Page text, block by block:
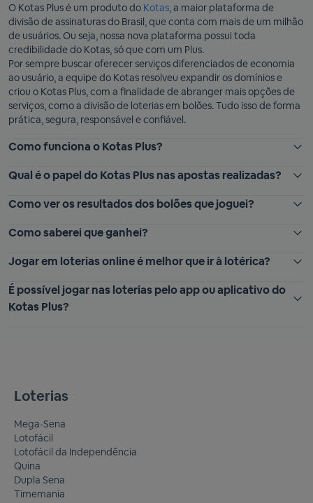
O Kotas Plus é um produto do Kotas, a maior plataforma de
divisão de assinaturas do Brasil, que conta com mais de um milhão
de usuários. Ou seja, nossa nova plataforma possui toda
credibilidade do Kotas, só que com um Plus.
Por sempre buscar oferecer serviços diferenciados de economia
ao usuário, a equipe do Kotas resolveu expandir os domínios e
criou o Kotas Plus, com a finalidade de abranger mais opções de
serviços, como a divisão de loterias em bolões. Tudo isso de forma
prática, segura, responsável e confiável.
Como funciona o Kotas Plus?
Qual é o papel do Kotas Plus nas apostas realizadas?
Como ver os resultados dos bolões que joguei?
Como saberei que ganhei?
Jogar em loterias online é melhor que ir à lotérica?
É possível jogar nas loterias pelo app ou aplicativo do
Kotas Plus?
Loterias
Mega-Sena
Lotofácil
Lotofácil da Independência
Quina
Dupla Sena
Timemania